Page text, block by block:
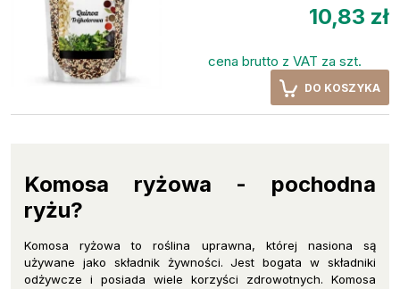
10,83 zł
cena brutto z VAT za szt.
DO KOSZYKA
Komosa ryżowa - pochodna
ryżu?
Komosa ryżowa to roślina uprawna, której nasiona są
używane jako składnik żywności. Jest bogata w składniki
odżywcze i posiada wiele korzyści zdrowotnych. Komosa